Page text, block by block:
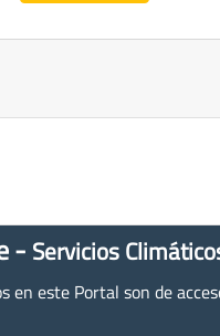
- Servicios
en este Portal son de